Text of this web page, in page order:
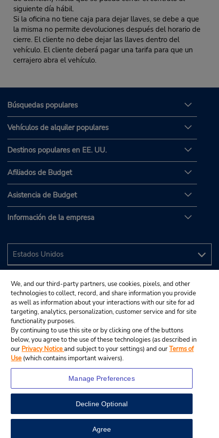
View Map
siguiente día hábil.
Si la oficina no tiene caja para dejar llaves, se debe a que
la misma no permite devoluciones después del horario de
cierre. El cliente no debe dejar las llaves dentro del
vehículo. El cliente deberá pagar una tarifa para que un
cerrajero abra el vehículo.
Búsquedas populares
Vehículos de alquiler populares
Destinos populares en EE. UU.
Afiliados de Budget
Asistencia de Budget
Información de la empresa
© 2024 Budget Rent A Car System, Inc.
We, and our third-party partners, use cookies, pixels, and other
technologies to collect, record, and share information you provide
as well as information about your interactions with our site for ad
targeting, analytics, personalization, customer service and for site
functionality purposes.
By continuing to use this site or by clicking one of the buttons
below, you agree to the use of these technologies (as described in
our Privacy Noticeand subject to your settings) and ourTerms of
Use (which contains important waivers).
Manage Preferences
Decline Optional
Agree